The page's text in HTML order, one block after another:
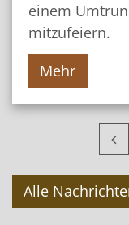
einem
mitzufeiern.
Mehr
Alle